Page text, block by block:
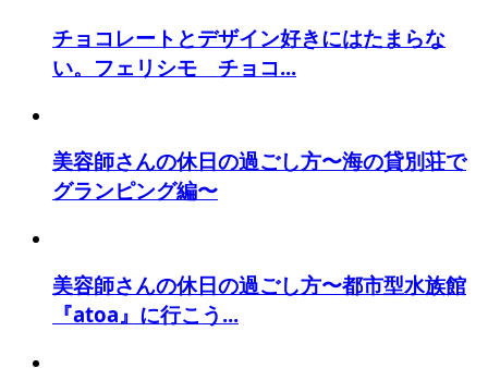
チョコレートとデザイン好きにはたまらな
い。フェリシモ チョコ...
美容師さんの休日の過ごし方〜海の貸別荘で
グランピング編〜
美容師さんの休日の過ごし方〜都市型水族館
『atoa』に行こう...